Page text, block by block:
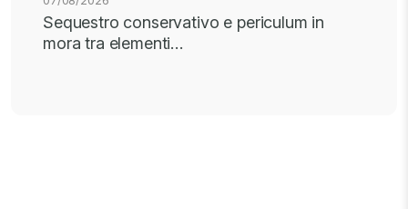
Sequestro conservativo e periculum in
mora tra elementi…